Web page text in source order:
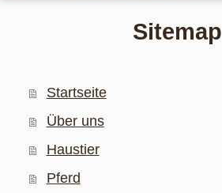
Sitemap
Startseite
Über uns
Haustier
Pferd